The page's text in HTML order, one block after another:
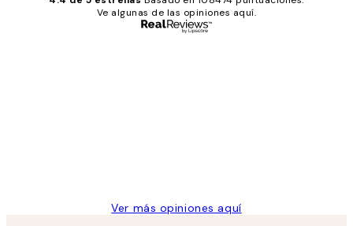
Ve algunas de las opiniones aquí.
Ver más opiniones aquí